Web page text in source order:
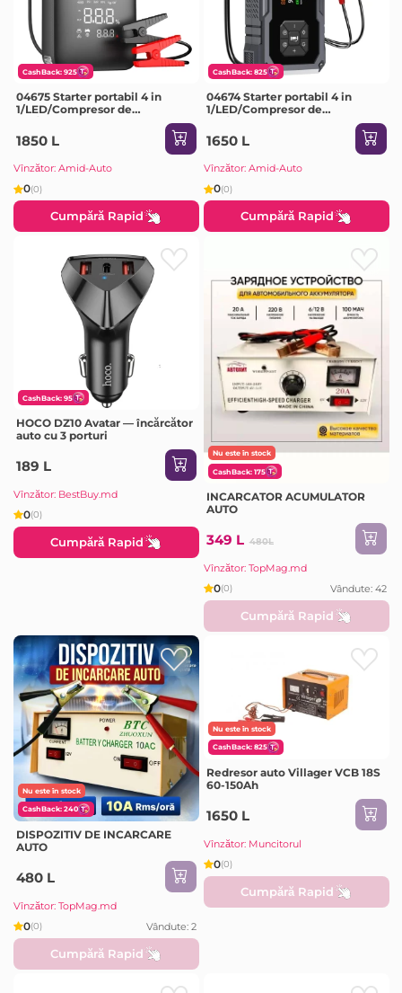
CashBack: 925
04675 Starter portabil 4 in
1/LED/Compresor de
7,2Ah 600A
1850 L
Vînzător: Amid-Auto
0(0)
Cumpără Rapid
CashBack: 825
04674 Starter portabil 4 in
1/LED/Compresor de
7,2Ah 600A
1650 L
Vînzător: Amid-Auto
0(0)
Cumpără Rapid
CashBack: 95
HOCO DZ10 Avatar — încărcător
auto cu 3 porturi
189 L
Vînzător: BestBuy.md
0(0)
Cumpără Rapid
Nu este în stock
CashBack: 175
INCARCATOR ACUMULATOR
AUTO
349 L 480L
Vînzător: TopMag.md
0(0) Vândute: 42
Cumpără Rapid
Nu este în stock
CashBack: 240
DISPOZITIV DE INCARCARE
AUTO
480 L
Vînzător: TopMag.md
0(0) Vândute: 2
Cumpără Rapid
Nu este în stock
CashBack: 825
Redresor auto Villager VCB 18S
60-150Ah
1650 L
Vînzător: Muncitorul
0(0)
Cumpără Rapid